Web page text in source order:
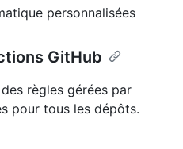
personnalisées
GitHub
règles gérées par
pour tous les dépôts.